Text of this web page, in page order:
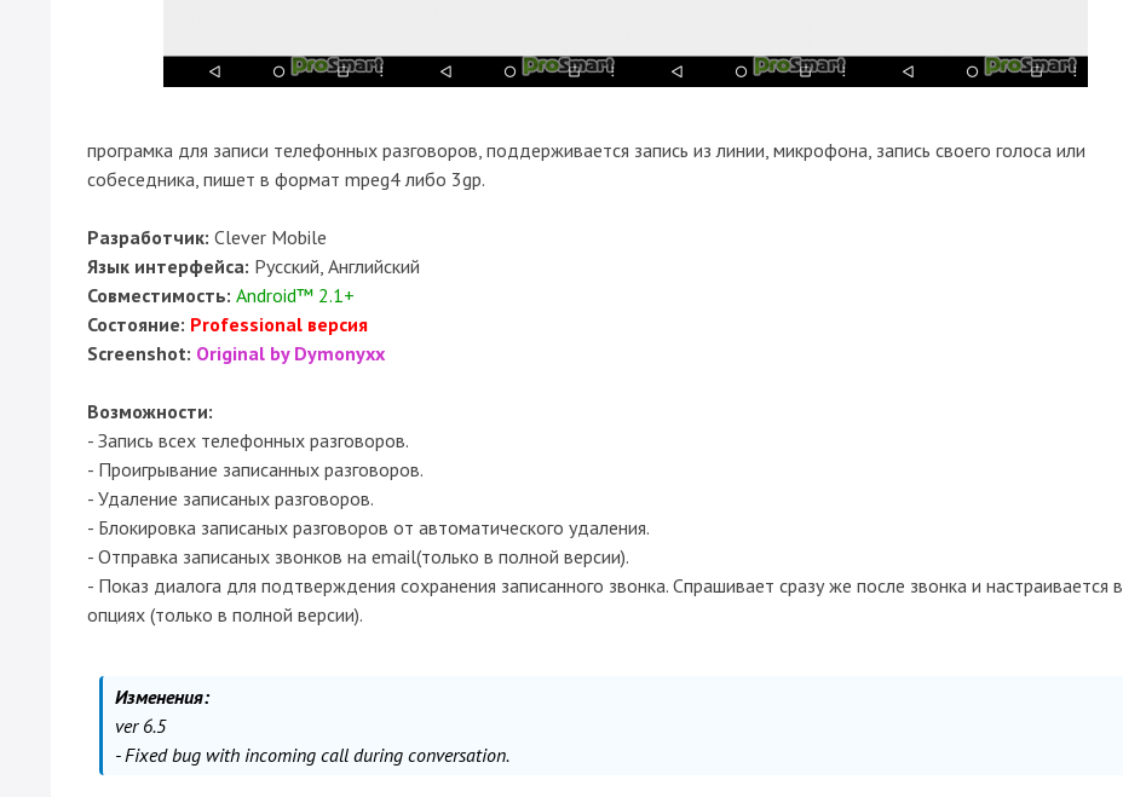
програмка для записи телефонных разговоров, поддерживается запись из линии, микрофона, запись своего голоса или
собеседника, пишет в формат mpeg4 либо 3gp.
Разработчик: Clever Mobile
Язык интерфейса: Русский, Английский
Совместимость: Android™ 2.1+
Состояние: Professional версия
Screenshot: Original by Dymonyxx
Возможности:
- Запись всех телефонных разговоров.
- Проигрывание записанных разговоров.
- Удаление записаных разговоров.
- Блокировка записаных разговоров от автоматического удаления.
- Отправка записаных звонков на email(только в полной версии).
- Показ диалога для подтверждения сохранения записанного звонка. Спрашивает сразу же после звонка и настраивается в
опциях (только в полной версии).
Изменения:
ver 6.5
- Fixed bug with incoming call during conversation.